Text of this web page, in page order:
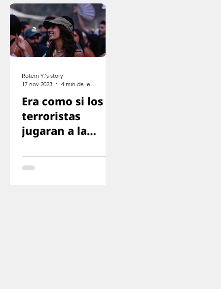
Era como si los
terroristas
jugaran a la
nosotros
Rotem Y.'s story
17 nov 2023